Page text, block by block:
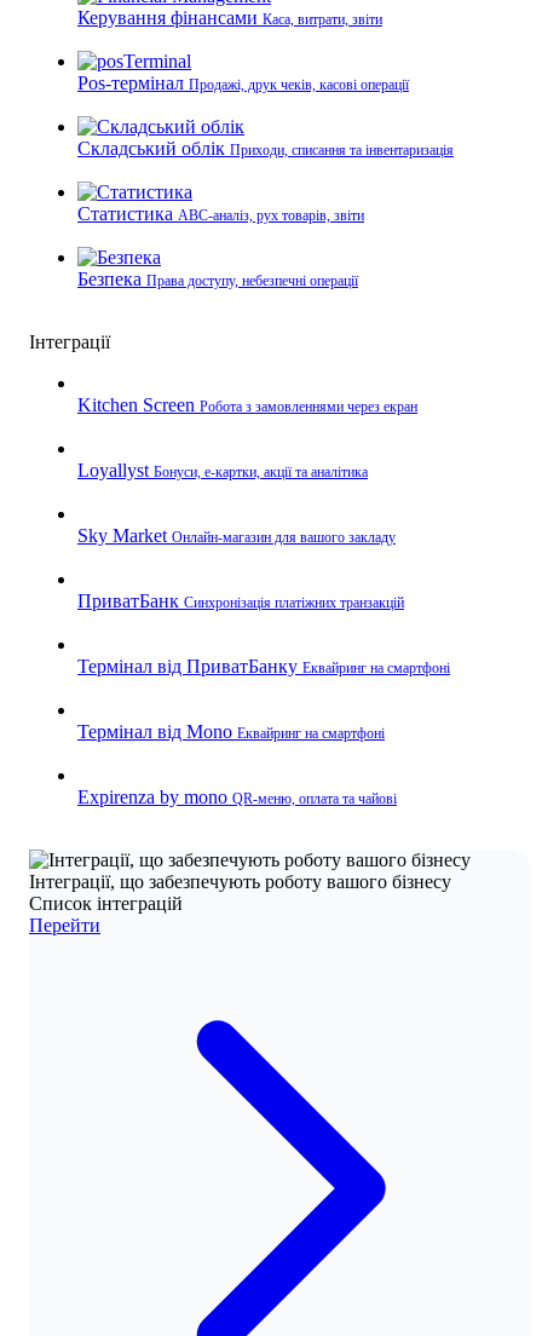
Керування фінансами Каса, витрати, звіти
Pos-термінал Продажі, друк чеків, касові операції
Складський облік Приходи, списання та інвентаризація
Статистика ABC-аналіз, рух товарів, звіти
Безпека Права доступу, небезпечні операції
Інтеграції
Kitchen Screen Робота з замовленнями через екран
Loyallyst Бонуси, e-картки, акції та аналітика
Sky Market Онлайн-магазин для вашого закладу
ПриватБанк Синхронізація платіжних транзакцій
Термінал від ПриватБанку Еквайринг на смартфоні
Термінал від Mono Еквайринг на смартфоні
Expirenza by mono QR-меню, оплата та чайові
Інтеграції, що забезпечують роботу вашого бізнесу
Список інтеграцій
Перейти